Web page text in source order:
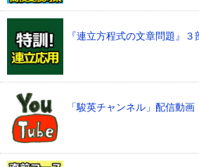
『連立方程式の文章問題』３
「駿英チャンネル」配信動画